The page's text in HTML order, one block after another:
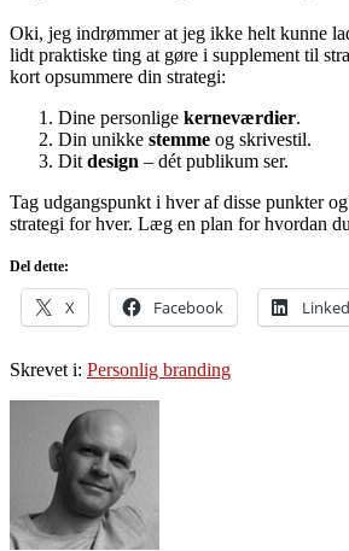
Oki, jeg indrømmer at jeg ikke helt kunne
lidt praktiske ting at gøre i supplement til
kort opsummere din strategi:
Dine personlige kerneværdier.
Din unikke stemme og skrivestil.
Dit design – dét publikum ser.
Tag udgangspunkt i hver af disse punkter
strategi for hver. Læg en plan for hvordan
Del dette:
X Facebook
Skrevet i: Personlig branding